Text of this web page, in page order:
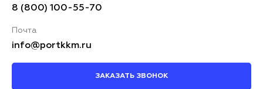
8 (800) 100-55-70
Почта
info@portkkm.ru
ЗАКАЗАТЬ ЗВОНОК